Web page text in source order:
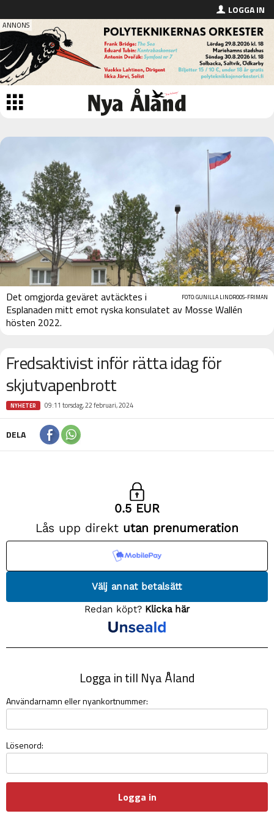
LOGGA IN
FOTO: GUNILLA LINDROOS-FRIMAN
Det omgjorda geväret avtäcktes i
Esplanaden mitt emot ryska konsulatet av Mosse Wallén
hösten 2022.
Fredsaktivist inför rätta idag för
skjutvapenbrott
NYHETER 09:11 torsdag, 22 februari, 2024
DELA